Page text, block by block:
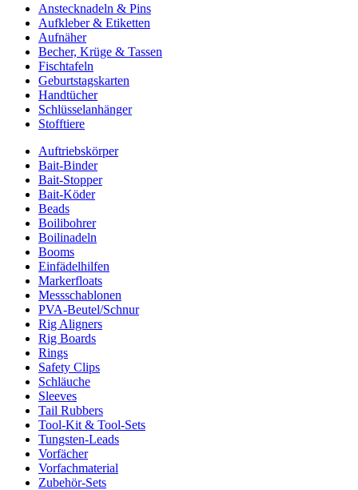
Anstecknadeln & Pins
Aufkleber & Etiketten
Aufnäher
Becher, Krüge & Tassen
Fischtafeln
Geburtstagskarten
Handtücher
Schlüsselanhänger
Stofftiere
Auftriebskörper
Bait-Binder
Bait-Stopper
Bait-Köder
Beads
Boilibohrer
Boilinadeln
Booms
Einfädelhilfen
Markerfloats
Messschablonen
PVA-Beutel/Schnur
Rig Aligners
Rig Boards
Rings
Safety Clips
Schläuche
Sleeves
Tail Rubbers
Tool-Kit & Tool-Sets
Tungsten-Leads
Vorfächer
Vorfachmaterial
Zubehör-Sets